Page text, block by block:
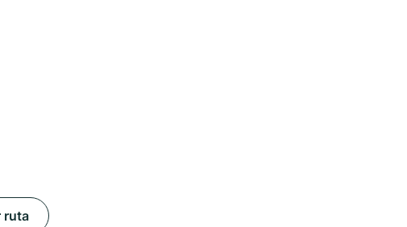
ruta